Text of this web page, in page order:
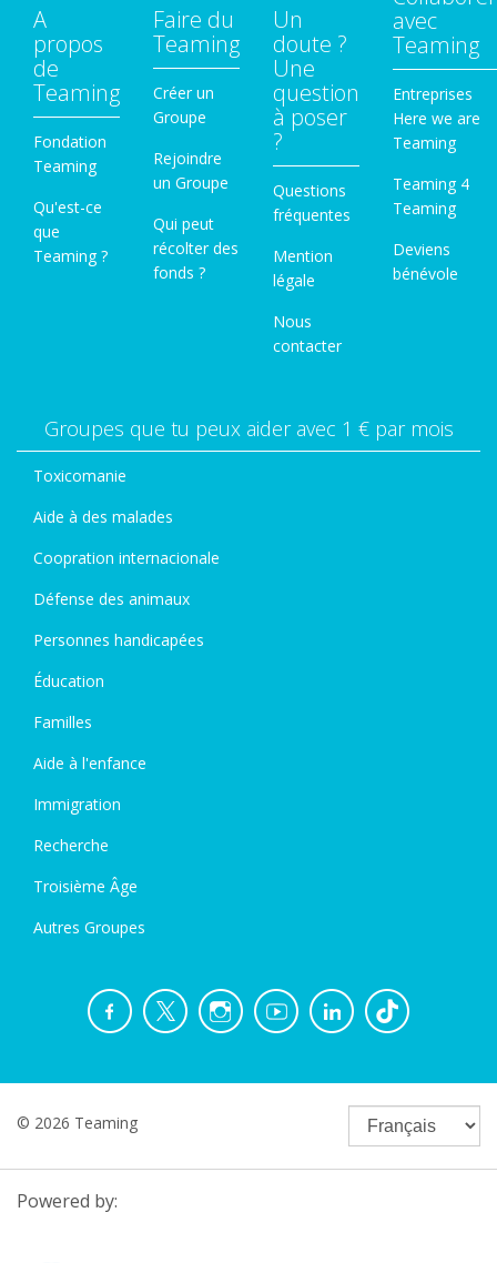
A
propos
de
Teaming
Fondation
Teaming
Qu'est-ce
que
Teaming ?
Faire du
Teaming
Créer un
Groupe
Rejoindre
un Groupe
Qui peut
récolter des
fonds ?
Un
doute ?
Une
question
à poser
?
Questions
fréquentes
Mention
légale
Nous
contacter
avec
Teaming
Entreprises
Here we are
Teaming
Teaming 4
Teaming
Deviens
bénévole
Groupes que tu peux aider avec 1 € par mois
Toxicomanie
Aide à des malades
Coopration internacionale
Défense des animaux
Personnes handicapées
Éducation
Familles
Aide à l'enfance
Immigration
Recherche
Troisième Âge
Autres Groupes
© 2026 Teaming
Powered by: